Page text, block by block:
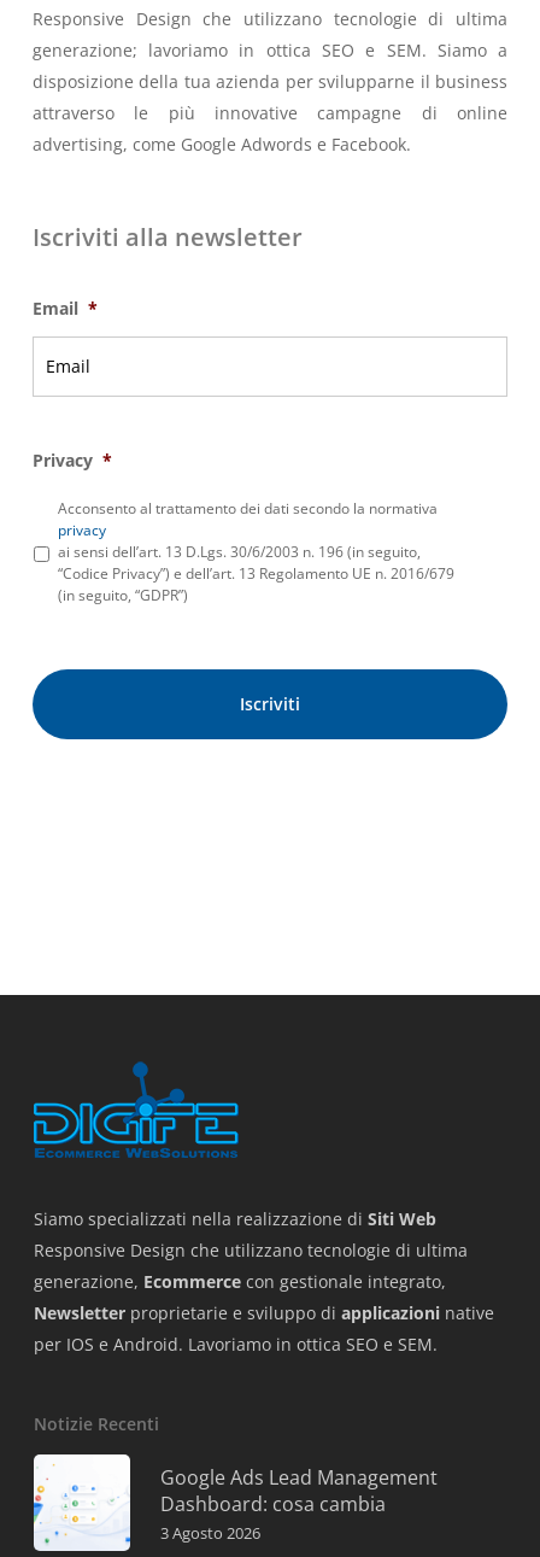
Responsive Design che utilizzano tecnologie di ultima
generazione; lavoriamo in ottica SEO e SEM. Siamo a
disposizione della tua azienda per svilupparne il business
attraverso le più innovative campagne di online
advertising, come Google Adwords e Facebook.
Iscriviti alla newsletter
Email *
Privacy *
Acconsento al trattamento dei dati secondo la normativa
privacy
ai sensi dell’art. 13 D.Lgs. 30/6/2003 n. 196 (in seguito,
“Codice Privacy”) e dell’art. 13 Regolamento UE n. 2016/679
(in seguito, “GDPR”)
Siamo specializzati nella realizzazione di Siti Web
Responsive Design che utilizzano tecnologie di ultima
generazione, Ecommerce con gestionale integrato,
Newsletter proprietarie e sviluppo di applicazioni native
per IOS e Android. Lavoriamo in ottica SEO e SEM.
Notizie Recenti
Google Ads Lead Management
Dashboard: cosa cambia
3 Agosto 2026